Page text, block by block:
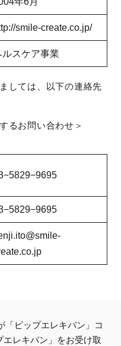
smile-create.co.jp/
ルスケア事業
しては、以下の連絡先
るお問い合わせ＞
「ピップエレキバン」コ
レキバン」をお受け取